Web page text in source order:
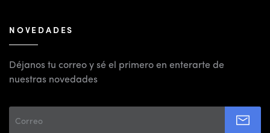
NOVEDADES
Déjanos tu correo y sé el primero en enterarte de
nuestras novedades